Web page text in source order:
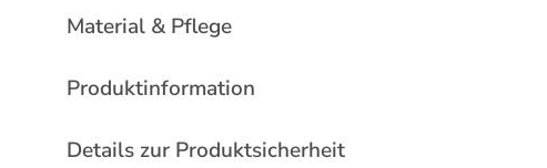
Material & Pflege
Produktinformation
Details zur Produktsicherheit